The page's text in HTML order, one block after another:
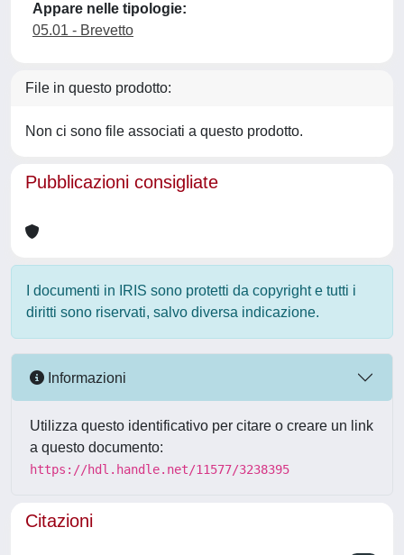
Appare nelle tipologie:
05.01 - Brevetto
File in questo prodotto:
Non ci sono file associati a questo prodotto.
Pubblicazioni consigliate
I documenti in IRIS sono protetti da copyright e tutti i
diritti sono riservati, salvo diversa indicazione.
Informazioni
Utilizza questo identificativo per citare o creare un link
a questo documento:
https://hdl.handle.net/11577/3238395
Citazioni